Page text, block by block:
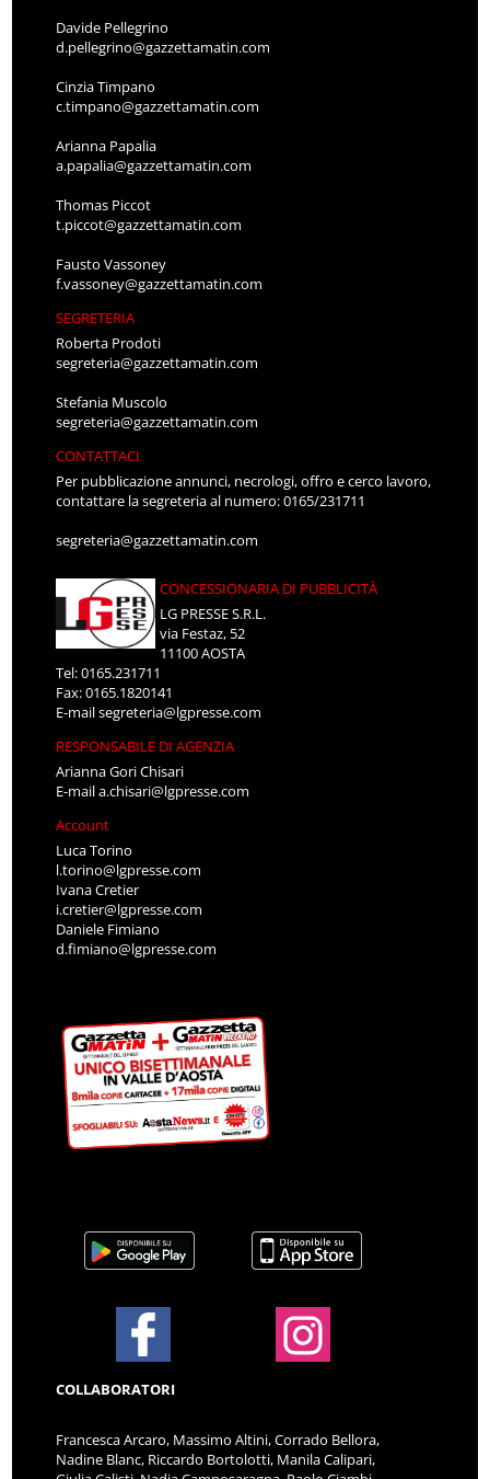
Davide Pellegrino
d.pellegrino@gazzettamatin.com
Cinzia Timpano
c.timpano@gazzettamatin.com
Arianna Papalia
a.papalia@gazzettamatin.com
Thomas Piccot
t.piccot@gazzettamatin.com
Fausto Vassoney
f.vassoney@gazzettamatin.com
SEGRETERIA
Roberta Prodoti
segreteria@gazzettamatin.com
Stefania Muscolo
segreteria@gazzettamatin.com
CONTATTACI
Per pubblicazione annunci, necrologi, offro e cerco lavoro,
contattare la segreteria al numero: 0165/231711
segreteria@gazzettamatin.com
CONCESSIONARIA DI PUBBLICITÀ
LG PRESSE S.R.L.
via Festaz, 52
11100 AOSTA
Tel: 0165.231711
Fax: 0165.1820141
E-mailsegreteria@lgpresse.com
RESPONSABILE DI AGENZIA
Arianna Gori Chisari
E-maila.chisari@lgpresse.com
Account
Luca Torino
l.torino@lgpresse.com
Ivana Cretier
i.cretier@lgpresse.com
Daniele Fimiano
d.fimiano@lgpresse.com
COLLABORATORI
Francesca Arcaro, Massimo Altini, Corrado Bellora,
Nadine Blanc, Riccardo Bortolotti, Manila Calipari,